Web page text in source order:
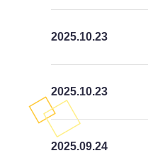
2025.10.23
2025.10.23
2025.09.24